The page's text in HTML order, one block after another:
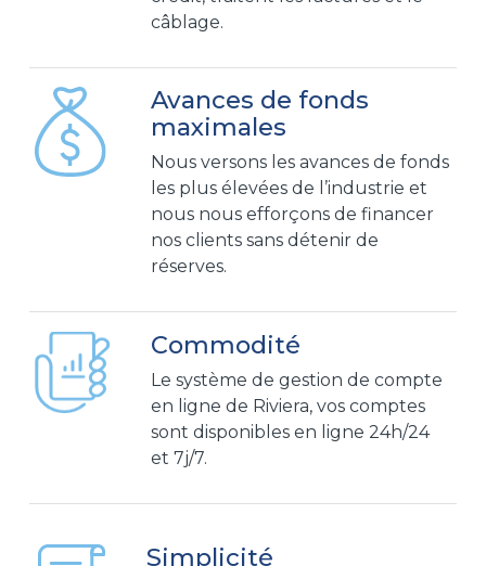
câblage.
Avances de fonds
maximales
Nous versons les avances de fonds
les plus élevées de l’industrie et
nous nous efforçons de financer
nos clients sans détenir de
réserves.
Commodité
Le système de gestion de compte
en ligne de Riviera, vos comptes
sont disponibles en ligne 24h/24
et 7j/7.
Simplicité